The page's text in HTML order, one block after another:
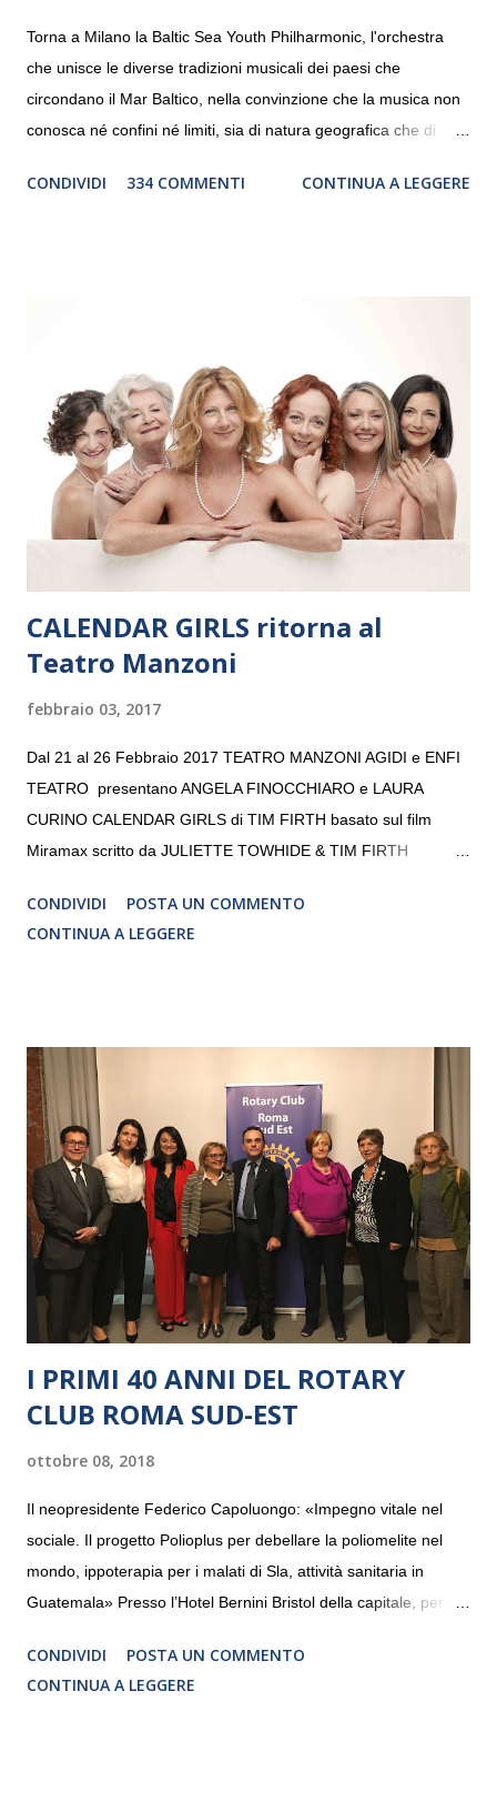
Torna a Milano la Baltic Sea Youth Philharmonic, l'orchestra
che unisce le diverse tradizioni musicali dei paesi che
circondano il Mar Baltico, nella convinzione che la musica non
conosca né confini né limiti, sia di natura geografica che di
debutterà il 10 settembre a Heiden, in Germania, e toccherà, in
“Settembre dell’Accademia” dove si esibirà per il secondo anno
consecutivo. Il pubblico milanese avrà il piacere di applaudire i
giovani artisti della Baltic Sea Youth Philharmonic per la quarta
volta. L’orchestra, fondata nel 2008 da Kristjan Järvi (affiancato
da un prestigioso consiglio di consulent...
CONDIVIDI 334 COMMENTI CONTINUA A LEGGERE
CALENDAR GIRLS ritorna al
Teatro Manzoni
febbraio 03, 2017
Dal 21 al 26 Febbraio 2017 TEATRO MANZONI AGIDI e ENFI
TEATRO presentano ANGELA FINOCCHIARO e LAURA
CURINO CALENDAR GIRLS di TIM FIRTH basato sul film
Miramax scritto da JULIETTE TOWHIDE & TIM FIRTH
CRISTINA PEZZOLI
CONDIVIDI
POSTA UN COMMENTO
CONTINUA A LEGGERE
I PRIMI 40 ANNI DEL ROTARY
CLUB ROMA SUD-EST
ottobre 08, 2018
Il neopresidente Federico Capoluongo: «Impegno vitale nel
sociale. Il progetto Polioplus per debellare la poliomelite nel
mondo, ippoterapia per i malati di Sla, attività sanitaria in
Guatemala» Presso l’Hotel Bernini Bristol della capitale, per la
programmazione del Rotary Club Roma Sud-Est che festeggia
i quaranta anni di attività. Un’occasione per raccontare al
CONDIVIDI
POSTA UN COMMENTO
CONTINUA A LEGGERE